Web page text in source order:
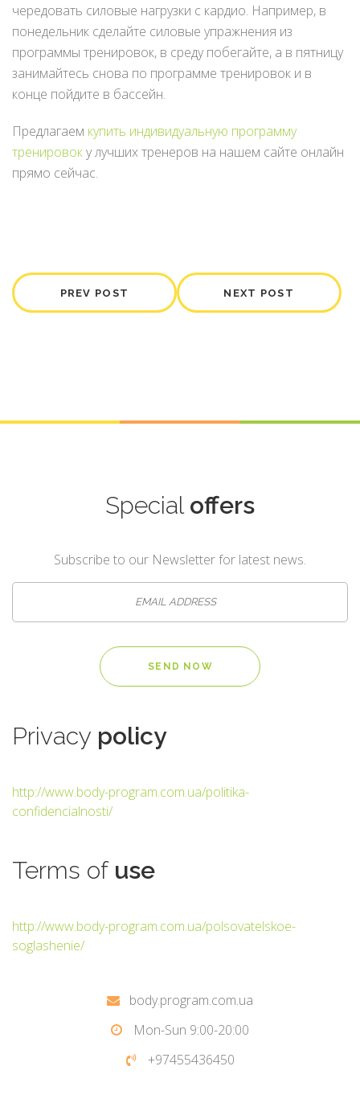
чередовать силовые нагрузки с кардио. Например, в
понедельник сделайте силовые упражнения из
программы тренировок, в среду побегайте, а в пятницу
занимайтесь снова по программе тренировок и в
конце пойдите в бассейн.
Предлагаем купить индивидуальную программу
тренировоку лучших тренеров на нашем сайте онлайн
прямо сейчас.
PREV POST NEXT POST
Special offers
Subscribe to our Newsletter for latest news.
Privacy policy
http://www.body-program.com.ua/politika-
confidencialnosti/
Terms of use
http://www.body-program.com.ua/polsovatelskoe-
soglashenie/
body.program.com.ua
Mon-Sun 9:00-20:00
+97455436450